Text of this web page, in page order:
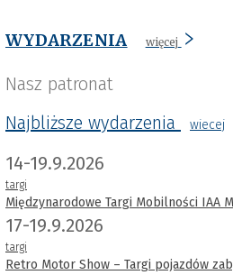
WYDARZENIA więcej
Nasz patronat
Najbliższe wydarzenia
wiecej
14-19.9.2026
targi
Międzynarodowe Targi Mobilności IAA
17-19.9.2026
targi
Retro Motor Show – Targi pojazdów